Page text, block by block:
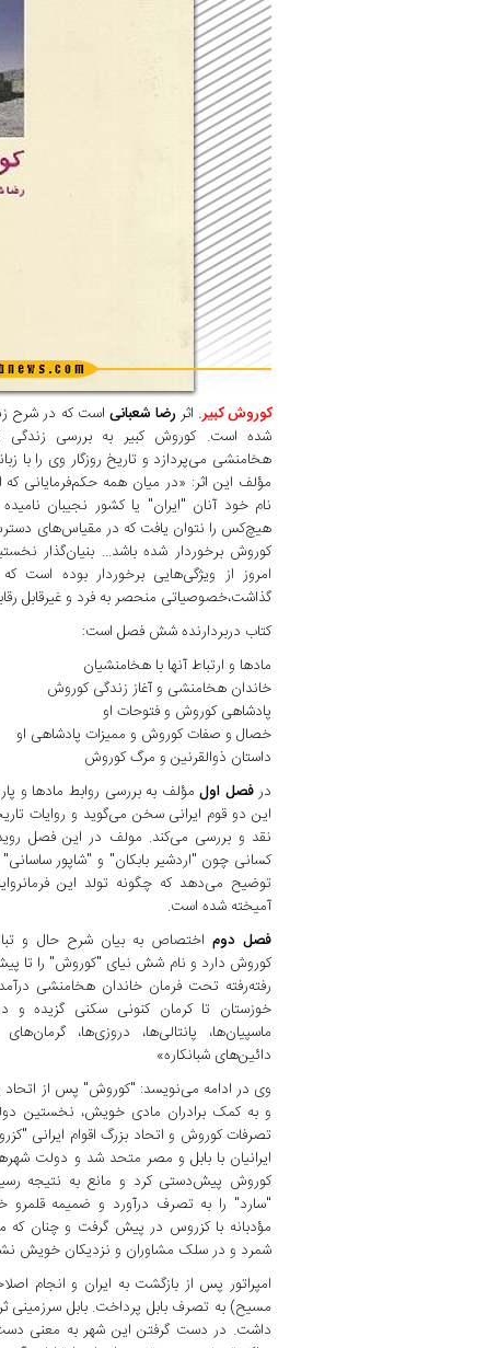
کوروش کبیر. اثر رضا شعبانی است که در شرح
شده است. کوروش کبیر به بررسی زندگی
هخامنشی می‌پردازد و تاریخ روزگار وی را با
مؤلف این اثر: «در میان همه حکم‌فرمایانی که
نام خود آنان "ایران" یا کشور نجیبان
هیچ‌کس را نتوان یافت که در مقیاس‌های
کوروش برخوردار شده باشد... بنیان‌گذار
امروز از ویژگی‌هایی برخوردار بوده است
گذاشت،‌خصوصیاتی منحصر به فرد و غیرقابل
کتاب دربردارنده شش فصل است:
مادها و ارتباط آنها با هخامنشیان
خاندان هخامنشی و آغاز زندگی کوروش
پادشاهی کوروش و فتوحات او
خصال و صفات کوروش و ممیزات پادشاهی او
داستان ذوالقرنین و مرگ کوروش
درفصل اولمؤلف به بررسی روابط مادها و
این دو قوم ایرانی سخن می‌گوید و روایات
نقد و بررسی می‌کند. مولف در این فصل
کسانی چون "اردشیر بابکان" و "شاپور
توضیح می‌دهد که چگونه تولد این
آمیخته شده است.
فصل دوم اختصاص به بیان شرح حال و
کوروش دارد و نام شش نیای "کوروش" را تا
رفته‌رفته تحت فرمان خاندان هخامنشی
خوزستان تا کرمان کنونی سکنی گزیده و ده
ماسپیان‌ها، پانتالی‌ها، دروزی‌ها،
دائین‌های شبانکاره»
وی در ادامه می‌نویسد: "کوروش" پس از اتحاد
و به کمک برادران مادی خویش، نخستین
تصرفات کوروش و اتحاد بزرگ اقوام ایرانی
ایرانیان با بابل و مصر متحد شد و دولت
کوروش پیش‌دستی کرد و مانع به نتیجه
"سارد" را به تصرف درآورد و ضمیمه قلمرو
مؤدبانه با کزروس در پیش گرفت و چنان
شمرد و در سلک مشاوران و نزدیکان خویش
مسیح) به تصرف بابل پرداخت. بابل سرزمینی
داشت. در دست گرفتن این شهر به معنی